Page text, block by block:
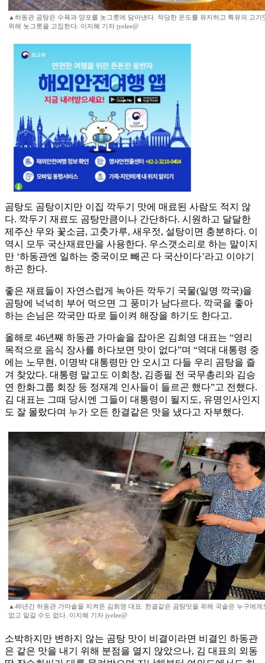
▲하동관 곰탕은 수육과 양포를 놋그릇에 담아낸다. 적당한 온도를 유지하고 특유의 고기
위해 놋그릇을 고집한다. 이지혜 기자 jyelee@
곰탕도 곰탕이지만 이집 깍두기 맛에 매료된 사람도 적지 않
다. 깍두기 재료도 곰탕만큼이나 간단하다. 시원하고 달달한
제주산 무와 꽃소금, 고춧가루, 새우젓, 설탕이면 충분하다. 이
역시 모두 국산재료만을 사용한다. 우스갯소리로 하는 말이지
만 ‘하동관엔 일하는 중국이모 빼곤 다 국산이다’라고 이야기
하곤 한다.
좋은 재료들이 자연스럽게 녹아든 깍두기 국물(일명 깍국)을
곰탕에 넉넉히 부어 먹으면 그 풍미가 남다르다. 깍국을 좋아
하는 손님은 깍국만 따로 들이켜 해장을 하기도 한다고.
올해로 46년째 하동관 가마솥을 잡아온 김희영 대표는 “영리
목적으로 음식 장사를 하다보면 맛이 없다”며 “역대 대통령 중
에는 노무현, 이명박 대통령만 안 오시고 다들 우리 곰탕을 즐
겨 찾았다. 대통령 말고도 이회창, 김종필 전 국무총리와 김승
연 한화그룹 회장 등 정재계 인사들이 들르곤 했다”고 전했다.
김 대표는 그때 당시엔 그들이 대통령이 될지도, 유명인사인지
도 잘 몰랐다며 누가 오든 한결같은 맛을 냈다고 자부했다.
▲46년간 하동관 가마솥을 지켜온 김희영 대표. 한결같은 곰탕맛을 위해 국솥은 누구에게
없고 맡길 수도 없다. 이지혜 기자 jyelee@
소박하지만 변하지 않는 곰탕 맛이 비결이라면 비결인 하동관
은 같은 맛을 내기 위해 분점을 열지 않았으나, 김 대표의 외동